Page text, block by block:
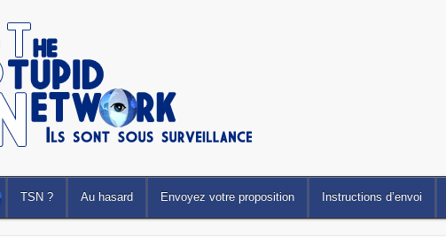
TSN ? Au hasard Envoyez votre proposition Instructions d’envoi